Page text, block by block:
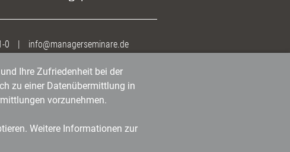
0 | info@managerseminare.de
Ihre Zufriedenheit bei der
zu einer Datenübermittlung in
vorzunehmen.
Weitere Informationen zur